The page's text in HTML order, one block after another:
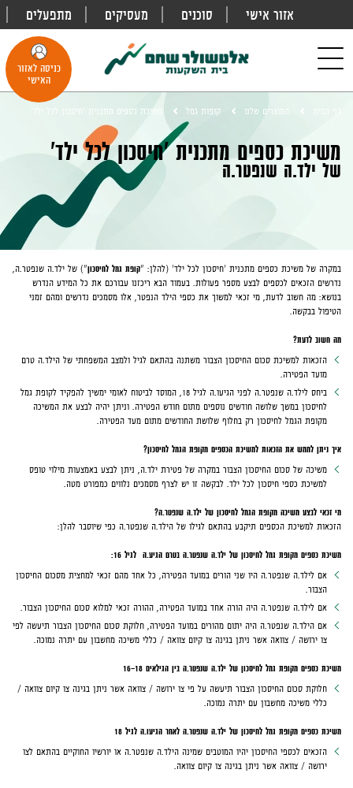
אזור אישי סוכנים מעסיקים מתפעלים
navigation
כניסה לאזור
האישי
משיכת כספים מתכנית 'חיסכון לכל ילד'
של ילד.ה שנפטר.ה
דף הבית המוצרים שלנו קופות גמל משיכת כספים מתכנית 'חיסכון לכל ילד'
במקרה של משיכת כספים מתכנית 'חיסכון לכל ילד' (להלן: "קופת גמל לחיסכון") של ילד.ה שנפטר.ה,
נדרשים הזכאים לכספים לבצע מספר פעולות. בעמוד הבא ריכזנו עבורכם את כל המידע הנדרש
בנושא: מה חשוב לדעת, מי זכאי למשוך את כספי הילד הנפטר, אלו מסמכים נדרשים ומהם זמני
הטיפול בבקשה.
מה חשוב לדעת?
הזכאות למשיכת סכום החיסכון הצבור משתנה בהתאם לגיל ולמצב המשפחתי של הילד.ה טרם
מועד הפטירה.
ביחס לילד.ה שנפטר.ה לפני הגיעו.ה לגיל 18, המוסד לביטוח לאומי ימשיך להפקיד לקופת גמל
לחיסכון במשך שלושה חודשים נוספים מתום חודש הפטירה. וניתן יהיה לבצע את המשיכה
מקופת הגמל לחיסכון רק בחלוף שלושת החודשים מתום מעד הפטירה.
איך ניתן לממש את הזכאות למשיכת הכספים מקופת הגמל לחיסכון?
משיכה של סכום החיסכון הצבור במקרה של פטירת ילד.ה, ניתן לבצע באמצעות מילוי טופס
למשיכת כספי חיסכון לכל ילד. לבקשה זו יש לצרף מסמכים נלווים כמפורט מטה.
מי זכאי לבצע משיכה מקופת הגמל לחיסכון של ילד.ה שנפטר.ה?
הזכאות למשיכת הכספים תיקבע בהתאם לגילו של הילד.ה שנפטר.ה כפי שיוסבר להלן:
משיכת כספים מקופת גמל לחיסכון של ילד.ה שנפטר.ה בטרם הגיע.ה לגיל 16:
אם לילד.ה שנפטר.ה היו שני הורים במועד הפטירה, כל אחד מהם זכאי למחצית מסכום החיסכון
הצבור.
אם לילד.ה שנפטר.ה היה הורה אחד במועד הפטירה, ההורה זכאי למלוא סכום החיסכון הצבור.
אם הילד.ה שנפטר.ה היה יתום מהורים במועד הפטירה, חלוקת סכום החיסכון הצבור תיעשה לפי
צו ירושה / צוואה אשר ניתן בגינה צו קיום צוואה / כללי משיכה מחשבון עם יתרה נמוכה.
משיכת כספים מקופת גמל לחיסכון של ילד.ה שנפטר.ה בין הגילאים 16-18
חלוקת סכום החיסכון הצבור תיעשה על פי צו ירושה / צוואה אשר ניתן בגינה צו קיום צוואה /
כללי משיכה מחשבון עם יתרה נמוכה.
משיכת כספים מקופת גמל לחיסכון של ילד.ה שנפטר.ה לאחר הגיעו.ה לגיל 18
הזכאים לכספי החיסכון יהיו המוטבים שמינה הילד.ה שנפטר.ה או יורשיו החוקיים בהתאם לצו
ירושה / צוואה אשר ניתן בגינה צו קיום צוואה.